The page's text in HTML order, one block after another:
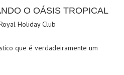
O OÁSIS TROPICAL
Holiday Club
que é verdadeiramente um